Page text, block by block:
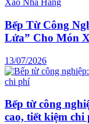
Bếp Từ Công
Lửa” Cho Món
13/07/2026
Bếp từ công
cao, tiết kiệm chi